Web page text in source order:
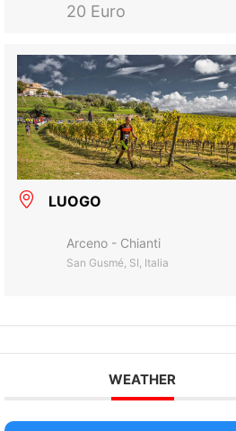
20 Euro
LUOGO
Arceno - Chianti
San Gusmé, SI, Italia
WEATHER